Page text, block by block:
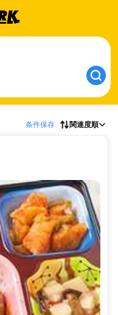
条件保存 関連度順